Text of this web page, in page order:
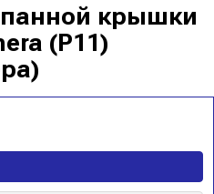
крышки
(P11)